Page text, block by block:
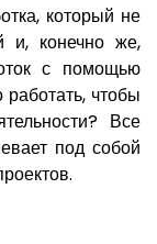
который не
и, конечно же,
с помощью
чтобы
Все
под собой